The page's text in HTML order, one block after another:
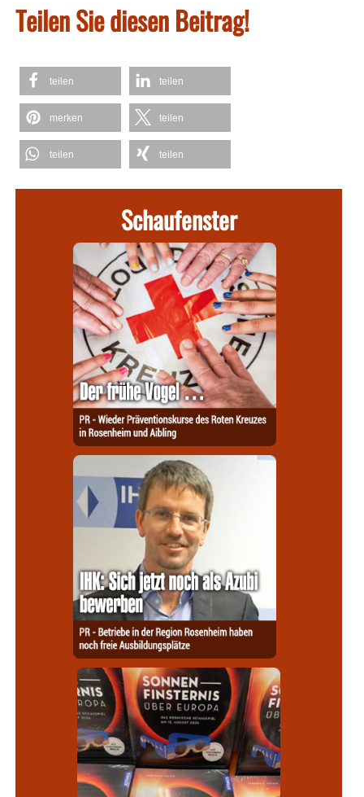
Teilen Sie diesen Beitrag!
teilen teilen
merken teilen
teilen teilen
Schaufenster